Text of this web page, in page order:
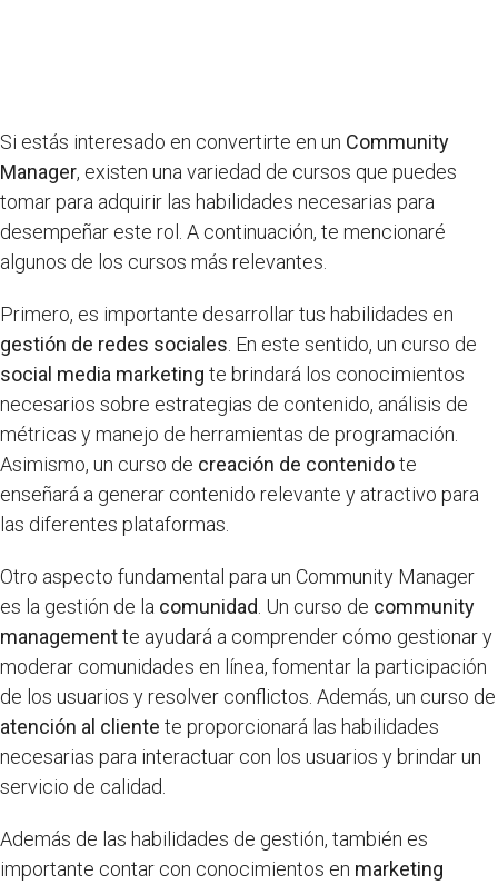
Si estás interesado en convertirte en un Community
Manager, existen una variedad de cursos que puedes
tomar para adquirir las habilidades necesarias para
desempeñar este rol. A continuación, te mencionaré
algunos de los cursos más relevantes.
Primero, es importante desarrollar tus habilidades en
gestión de redes sociales . En este sentido, un curso de
social media marketing te brindará los conocimientos
necesarios sobre estrategias de contenido, análisis de
métricas y manejo de herramientas de programación.
Asimismo, un curso de creación de contenidote
enseñará a generar contenido relevante y atractivo para
las diferentes plataformas.
Otro aspecto fundamental para un Community Manager
es la gestión de la comunidad . Un curso de community
managementte ayudará a comprender cómo gestionar y
moderar comunidades en línea, fomentar la participación
de los usuarios y resolver conflictos. Además, un curso de
atención al cliente te proporcionará las habilidades
necesarias para interactuar con los usuarios y brindar un
servicio de calidad.
Además de las habilidades de gestión, también es
importante contar con conocimientos en marketing